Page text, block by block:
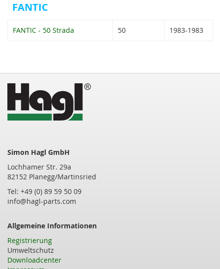
FANTIC
FANTIC - 50 Strada 50 1983-1983
Simon Hagl GmbH
Lochhamer Str. 29a
82152 Planegg/Martinsried
Tel: +49 (0) 89 59 50 09
info@hagl-parts.com
Allgemeine Informationen
Registrierung
Umweltschutz
Downloadcenter